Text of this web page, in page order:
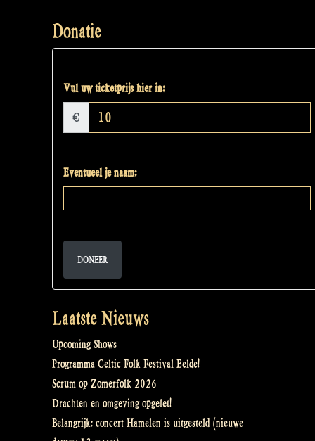
Donatie
Vul uw ticketprijs hier in:
€
Eventueel je naam:
DONEER
Laatste Nieuws
Upcoming Shows
Programma Celtic Folk Festival Eelde!
Scrum op Zomerfolk 2026
Drachten en omgeving opgelet!
Belangrijk: concert Hamelen is uitgesteld (nieuwe